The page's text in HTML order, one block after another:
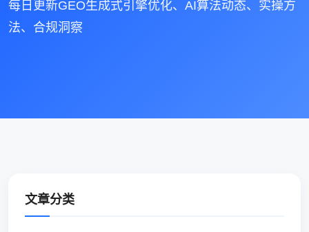
每日更新GEO生成式引擎优化、AI算法动态、实操方
法、合规洞察
文章分类